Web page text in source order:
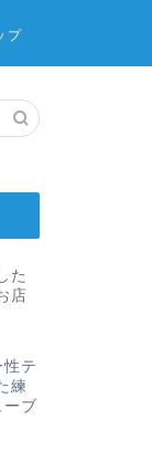
プ
た
店
テ
練
ブ